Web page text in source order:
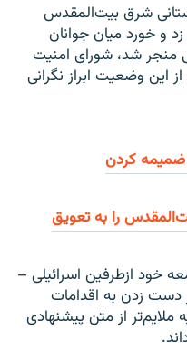
شرق بیت‌المقدس
و خورد میان جوانان
منجر شد، شورای امنیت
این وضعیت ابراز نگرانی
ضمیمه کردن
را به تعویق
خود ازطرفین اسرائیلی –
دست زدن به اقدامات
ملایم‌تر از متن پیشنهادی